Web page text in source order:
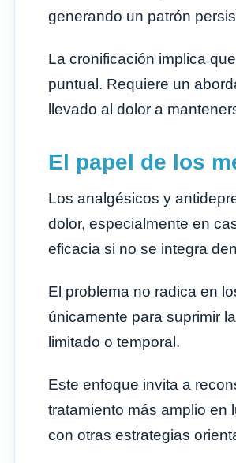
generando un patrón
La cronificación implica
puntual. Requiere un
llevado al dolor a
El papel de los
Los analgésicos y
dolor, especialmente en
eficacia si no se integra
El problema no radica en
únicamente para suprimir
limitado o temporal.
Este enfoque invita a
tratamiento más amplio en
con otras estrategias